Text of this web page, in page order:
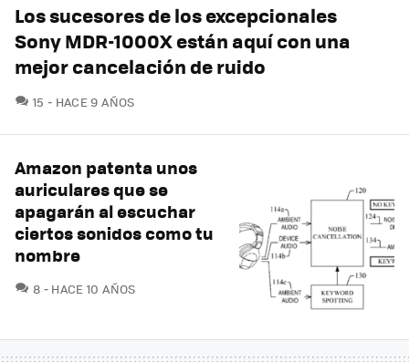
Los sucesores de los excepcionales
Sony MDR-1000X están aquí con una
mejor cancelación de ruido
15 COMENTARIOS
HACE 9 AÑOS
Amazon patenta unos
auriculares que se
apagarán al escuchar
ciertos sonidos como tu
nombre
8 COMENTARIOS
HACE 10 AÑOS